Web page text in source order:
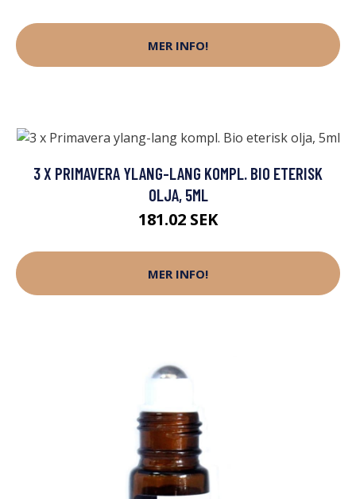
MER INFO!
3 X PRIMAVERA YLANG-LANG KOMPL. BIO ETERISK
OLJA, 5ML
181.02 SEK
MER INFO!